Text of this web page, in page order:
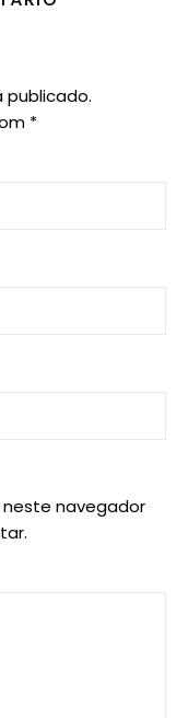
publicado.
*
navegador